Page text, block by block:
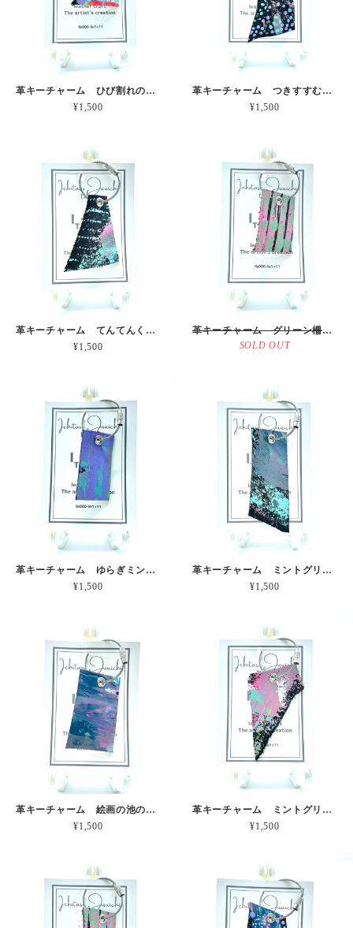
革キーチャーム ひび割れのパステルカラー 本革
¥1,500
革キーチャーム つきすすむグレーの風 本革
¥1,500
革キーチャーム てんてんくもの富士山 本革
¥1,500
SOLD OUT
革キーチャーム グリーン柵にのぞくピンク 本革
革キーチャーム ゆらぎミントグリーン 本革
¥1,500
革キーチャーム ミントグリーンonグレー 本革
¥1,500
革キーチャーム 絵画の池のキリトリ 本革
¥1,500
革キーチャーム ミントグリーンのスライド 本革
¥1,500